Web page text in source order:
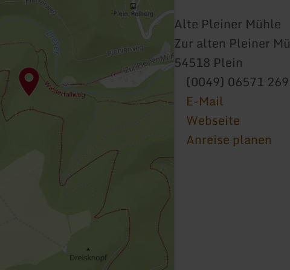
Alte Pleiner Mühle
Zur alten Pleiner
54518 Plein
(0049) 06571
E-Mail
Webseite
Anreise planen